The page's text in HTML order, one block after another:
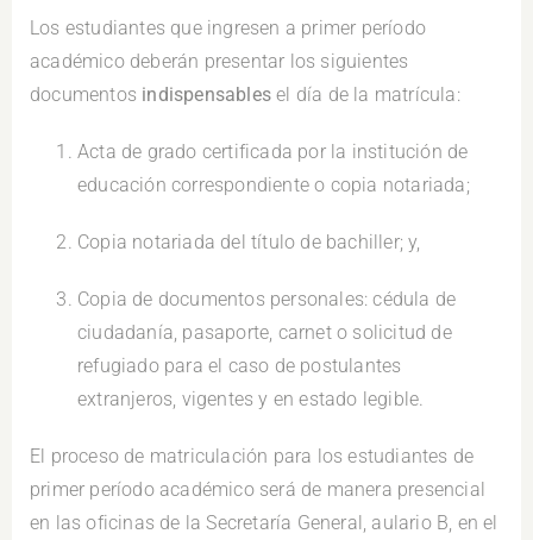
Los estudiantes que ingresen a primer período
académico deberán presentar los siguientes
documentos indispensables el día de la matrícula:
Acta de grado certificada por la institución de
educación correspondiente o copia notariada;
Copia notariada del título de bachiller; y,
Copia de documentos personales: cédula de
ciudadanía, pasaporte, carnet o solicitud de
refugiado para el caso de postulantes
extranjeros, vigentes y en estado legible.
El proceso de matriculación para los estudiantes de
primer período académico será de manera presencial
en las oficinas de la Secretaría General, aulario B, en el